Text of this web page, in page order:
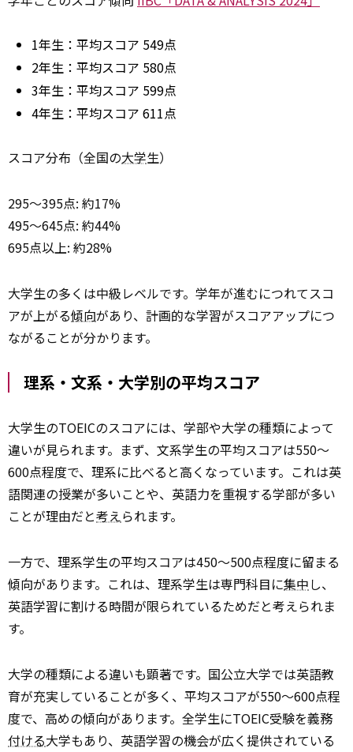
1年生：平均スコア 549点
2年生：平均スコア 580点
3年生：平均スコア 599点
4年生：平均スコア 611点
スコア分布（全国の大学生）
295～395点: 約17%
495～645点: 約44%
695点以上: 約28%
大学生の多くは中級レベルです。学年が進むにつれてスコ
アが上がる傾向があり、計画的な学習がスコアアップにつ
ながることが分かります。
理系・文系・大学別の平均スコア
大学生のTOEICのスコアには、学部や大学の種類によって
違いが見られます。まず、文系学生の平均スコアは550～
600点程度で、理系に比べると高くなっています。これは英
語関連の授業が多いことや、英語力を重視する学部が多い
ことが理由だと考えられます。
一方で、理系学生の平均スコアは450～500点程度に留まる
傾向があります。これは、理系学生は専門科目に集中し、
英語学習に割ける時間が限られているためだと考えられま
す。
大学の種類による違いも顕著です。国公立大学では英語教
育が充実していることが多く、平均スコアが550～600点程
度で、高めの傾向があります。全学生にTOEIC受験を義務
付ける大学もあり、英語学習の機会が広く提供されている